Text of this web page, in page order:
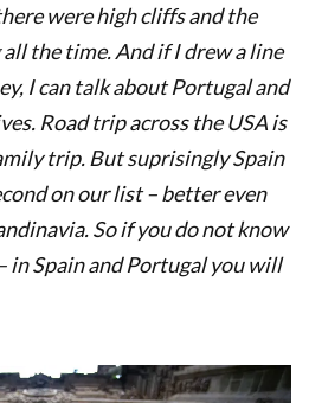
werehigh cliffsand the
the time.And ifIdrew a line
, I can talkabout Portugaland
. Road trip across the USA is
trip. But suprisingly Spain
on our list – better even
So if you do not know
inSpainand Portugal you will